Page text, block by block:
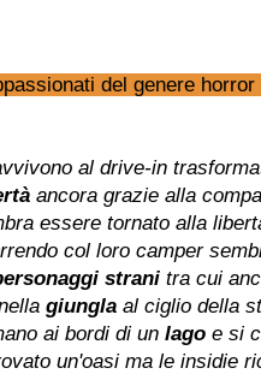
del genere
al drive-in
ancora grazie alla
essere tornato alla
col loro camper
strani tra cui
giungla al ciglio della
ai bordi di un lago e si
un'oasi ma le insidie